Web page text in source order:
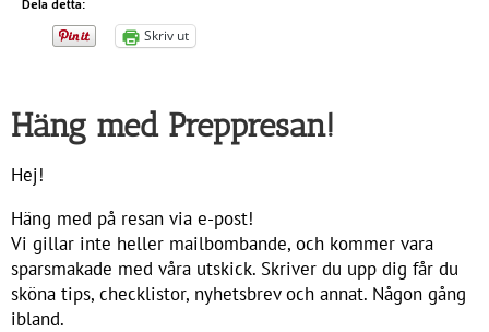
Dela detta:
Skriv ut
Häng med Preppresan!
Hej!
Häng med på resan via e-post!
Vi gillar inte heller mailbombande, och kommer vara
sparsmakade med våra utskick. Skriver du upp dig får du
sköna tips, checklistor, nyhetsbrev och annat. Någon gång
ibland.